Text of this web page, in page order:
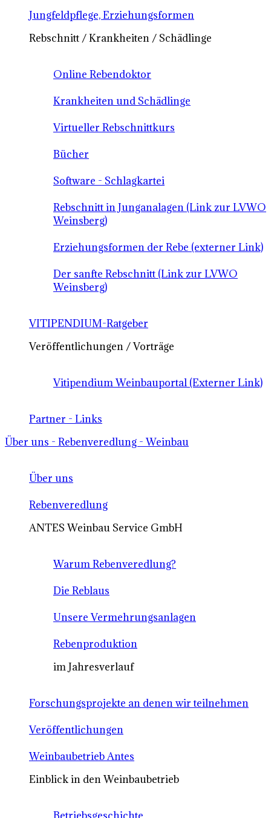
Jungfeldpflege, Erziehungsformen
Rebschnitt / Krankheiten / Schädlinge
Online Rebendoktor
Krankheiten und Schädlinge
Virtueller Rebschnittkurs
Bücher
Software - Schlagkartei
Rebschnitt in Junganalagen (Link zur LVWO
Weinsberg)
Erziehungsformen der Rebe (externer Link)
Der sanfte Rebschnitt (Link zur LVWO
Weinsberg)
VITIPENDIUM-Ratgeber
Veröffentlichungen / Vorträge
Vitipendium Weinbauportal (Externer Link)
Partner - Links
Über uns - Rebenveredlung - Weinbau
Über uns
Rebenveredlung
ANTES Weinbau Service GmbH
Warum Rebenveredlung?
Die Reblaus
Unsere Vermehrungsanlagen
Rebenproduktion
im Jahresverlauf
Forschungsprojekte an denen wir teilnehmen
Veröffentlichungen
Weinbaubetrieb Antes
Einblick in den Weinbaubetrieb